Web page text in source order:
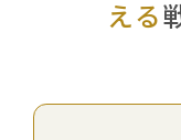
える